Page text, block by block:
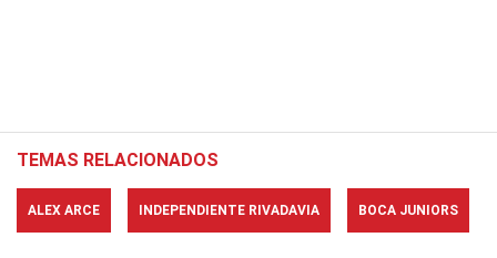
TEMAS RELACIONADOS
ALEX ARCE INDEPENDIENTE RIVADAVIA BOCA JUNIORS